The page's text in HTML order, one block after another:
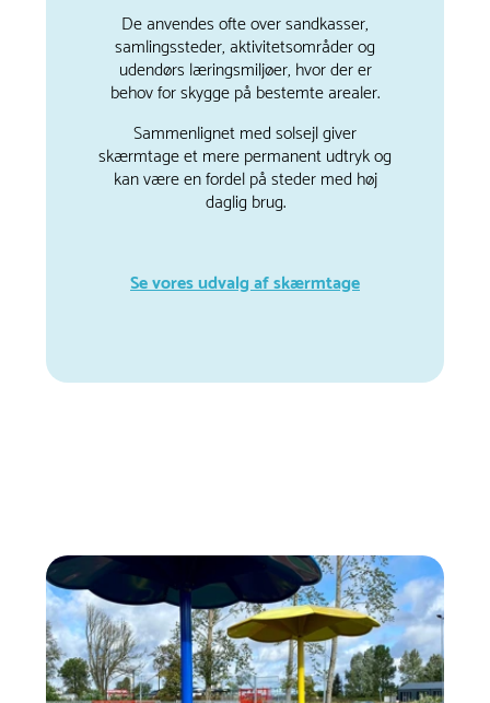
De anvendes ofte over sandkasser,
samlingssteder, aktivitetsområder og
udendørs læringsmiljøer, hvor der er
behov for skygge på bestemte arealer.
Sammenlignet med solsejl giver
skærmtage et mere permanent udtryk og
kan være en fordel på steder med høj
daglig brug.
Se vores udvalg af skærmtage